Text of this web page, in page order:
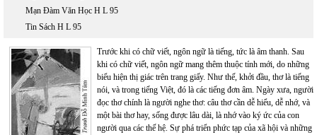
Mạn Đàm Văn Học H L 95
Tin Sách H L 95
Trước khi có chữ viết, ngôn ngữ là tiếng, tức là âm thanh. Sau
khi có chữ viết, ngôn ngữ mang thêm thuộc tính mới, do những
biểu hiện thị giác trên trang giấy. Như thế, khởi đầu, thơ là tiếng
nói, và trong tiếng Việt, đó là các tiếng đơn âm. Ngày xưa, người
đọc thơ chính là người nghe thơ: câu thơ cần dễ hiểu, dễ nhớ, và
một bài thơ hay, sống được lâu dài, là nhớ vào ký ức của con
người qua các thế hệ. Sự phá triển phức tạp của xã hội và những